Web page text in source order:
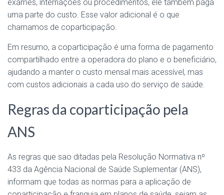
exames, internações ou procedimentos, ele também paga
uma parte do custo. Esse valor adicional é o que
chamamos de coparticipação.
Em resumo, a coparticipação é uma forma de pagamento
compartilhado entre a operadora do plano e o beneficiário,
ajudando a manter o custo mensal mais acessível, mas
com custos adicionais a cada uso do serviço de saúde.
Regras da coparticipação pela
ANS
As regras que sao ditadas pela Resolução Normativa nº
433 da Agência Nacional de Saúde Suplementar (ANS),
informam que todas as normas para a aplicação de